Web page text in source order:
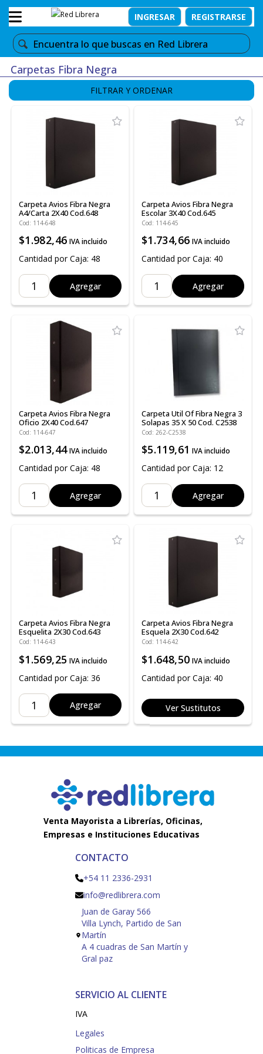
INGRESAR REGISTRARSE
Carpetas Fibra Negra
FILTRAR Y ORDENAR
Carpeta Avios Fibra Negra
A4/Carta 2X40 Cod.648
Cod: 114-648
$1.982,46 IVA incluido
Cantidad por Caja: 48
Agregar
Carpeta Avios Fibra Negra
Escolar 3X40 Cod.645
Cod: 114-645
$1.734,66 IVA incluido
Cantidad por Caja: 40
Agregar
Carpeta Avios Fibra Negra
Oficio 2X40 Cod.647
Cod: 114-647
$2.013,44 IVA incluido
Cantidad por Caja: 48
Agregar
Carpeta Util Of Fibra Negra 3
Solapas 35 X 50 Cod. C2538
Cod: 262-C2538
$5.119,61 IVA incluido
Cantidad por Caja: 12
Agregar
Carpeta Avios Fibra Negra
Esquela 2X30 Cod.642
Cod: 114-642
$1.648,50 IVA incluido
Cantidad por Caja: 40
Ver Sustitutos
Carpeta Avios Fibra Negra
Esquelita 2X30 Cod.643
Cod: 114-643
$1.569,25 IVA incluido
Cantidad por Caja: 36
Agregar
Venta Mayorista a Librerías, Oficinas,
Empresas e Instituciones Educativas
CONTACTO
+54 11 2336-2931
info@redlibrera.com
Juan de Garay 566
Villa Lynch, Partido de San
Martín
A 4 cuadras de San Martín y
Gral paz
SERVICIO AL CLIENTE
IVA
Legales
Politicas de Empresa